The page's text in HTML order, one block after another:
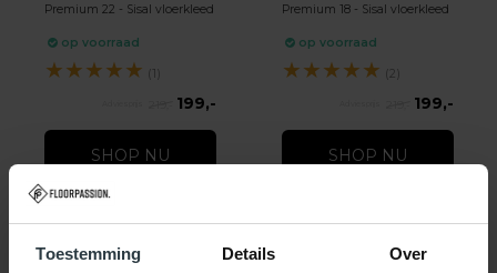
Toestemming Details Over
Premium 22 - Sisal vloerkleed
op voorraad
★★★★★ (1)
199,-
SHOP NU
Premium 18 - Sisal vloerkleed
op voorraad
★★★★★ (2)
199,-
SHOP NU